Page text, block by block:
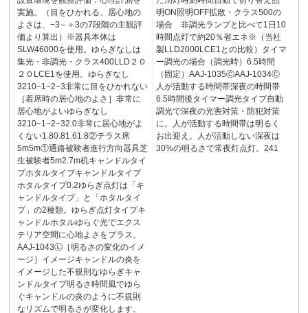
実施。（目をひかれる、居心地の
よさは、−3∼＋3の7段階の主観評
価より算出）※器具本体は
SLW46000を使用。ゆらぎなしは
集光・非調光・クラス400LLD２０
２０LCE1を使用。ゆらぎなし
3210−1−2−3非常に目をひかれない
［着席時の居心地のよさ］非常に
居心地がよいゆらぎなし
3210−1−2−32.0非常に居心地がよ
くない1.80.81.61.8②テラス席
5m5m①通路被験者進行方向器具芝
生被験者5m2.7m机キャンドルタイ
プホタルタイプキャンドルタイプ
ホタルタイプ0.2ゆらぎ点灯は「キ
ャンドルタイプ」と「ホタルタイ
プ」の2種類。ゆらぎ点灯タイプキ
ャンドルホタルゆらぐ光でエクス
テリア空間に心地よさをプラス。
AAJ-1043Ⓛ［明るさの変化のイメ
ージ］イメージキャンドルの炎を
イメージした不規則なゆらぎキャ
ンドルタイプ明るさ時間風でゆら
ぐキャンドルの炎のように不規則
なリズムで明るさが変化します。
明ON照明OFF拡散・クラス500の
場合 非調光ランプと比べて1日10
時間点灯で約20％省エネ※（当社
製LLD2000LCE1との比較）タイマ
ー調光の場合（調光時）6.5時間
（固定）AAJ-1035ⒸAAJ-1034Ⓒ
人が活動する時間帯深夜の時間帯
6.5時間後タイマー調光タイプ自動
調光で深夜の光害対策・防犯対策
に。人が活動する時間帯は明るく
お出迎え。人が活動しない深夜は
30%の明るさで常夜灯点灯。241